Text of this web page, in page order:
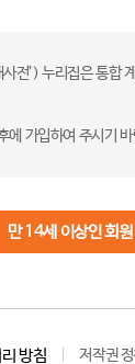
전’) 누리집은 통
에 가입하여 주시기
만 14세 이상인 회원
방침 저작권